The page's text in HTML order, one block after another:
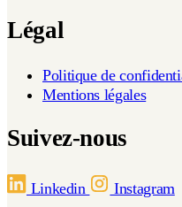
Légal
Politique de
Mentions légales
Suivez-nous
Linkedin Instagram